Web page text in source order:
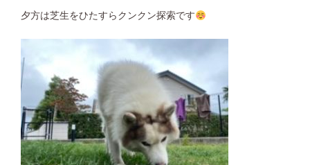
夕方は芝生をひたすらクンクン探索です